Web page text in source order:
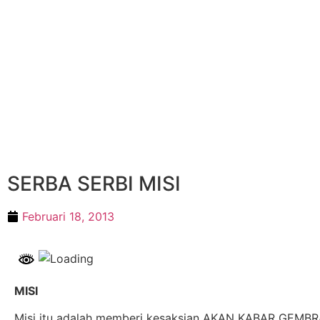
SERBA SERBI MISI
Februari 18, 2013
MISI